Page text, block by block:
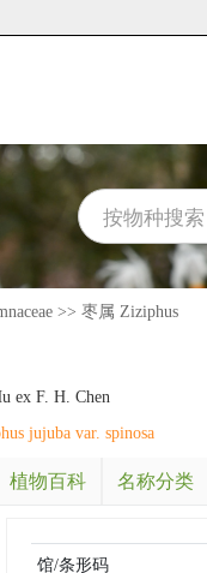
>> 枣属 Ziziphus
ex F. H. Chen
jujuba var. spinosa
植物百科 名称分类
馆/条形码